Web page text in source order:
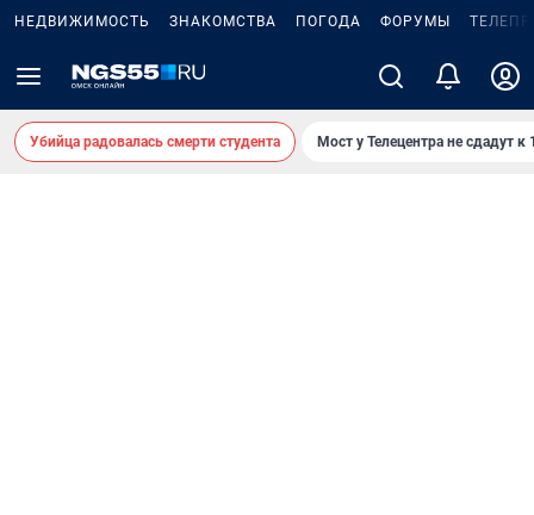
НЕДВИЖИМОСТЬ ЗНАКОМСТВА ПОГОДА ФОРУМЫ
Убийца радовалась смерти студента Мост у Телецентра не сдадут к